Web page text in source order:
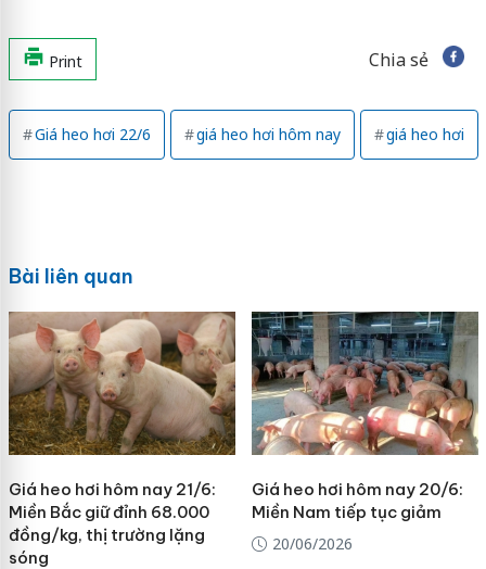
Print Chia sẻ
Giá heo hơi 22/6 giá heo hơi hôm nay giá heo hơi
Bài liên quan
Giá heo hơi hôm nay 21/6:
Miền Bắc giữ đỉnh 68.000
đồng/kg, thị trường lặng
sóng
Giá heo hơi hôm nay 20/6:
Miền Nam tiếp tục giảm
20/06/2026